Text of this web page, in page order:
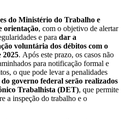
do Ministério do Trabalho e
orientação, com o objetivo de alertar
e para dar a
voluntária dos débitos com o
2025. Após este prazo, os casos não
para notificação formal e
o que pode levar a penalidades
governo federal serão realizados
Trabalhista (DET), que permite
a inspeção do trabalho e o